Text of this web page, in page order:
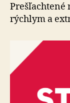
Prešľachtené
rýchlym a